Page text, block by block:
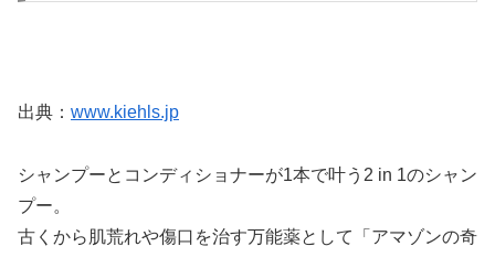
出典： www.kiehls.jp
シャンプーとコンディショナーが1本で叶う2 in 1のシャン
プー。
古くから肌荒れや傷口を治す万能薬として「アマゾンの奇